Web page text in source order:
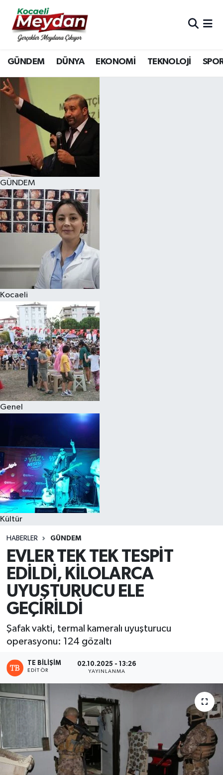
GÜNDEM DÜNYA EKONOMİ TEKNOLOJİ
GÜNDEM
Kocaeli
Genel
Kültür
HABERLER GÜNDEM
EVLER TEK TEK TESPİT
EDİLDİ, KİLOLARCA
UYUŞTURUCU ELE
GEÇİRİLDİ
Şafak vakti, termal kameralı uyuşturucu
operasyonu: 124 gözaltı
TE BILIŞIM
EDITÖR
02.10.2025 - 13:26
YAYINLANMA
Nöbetçi Eczaneler
Hava Durumu
Trafik Durumu
Süper Lig Puan Durumu ve Fikstür
Tüm Manşetler
Son Dakika Haberleri
Haber Arşivi